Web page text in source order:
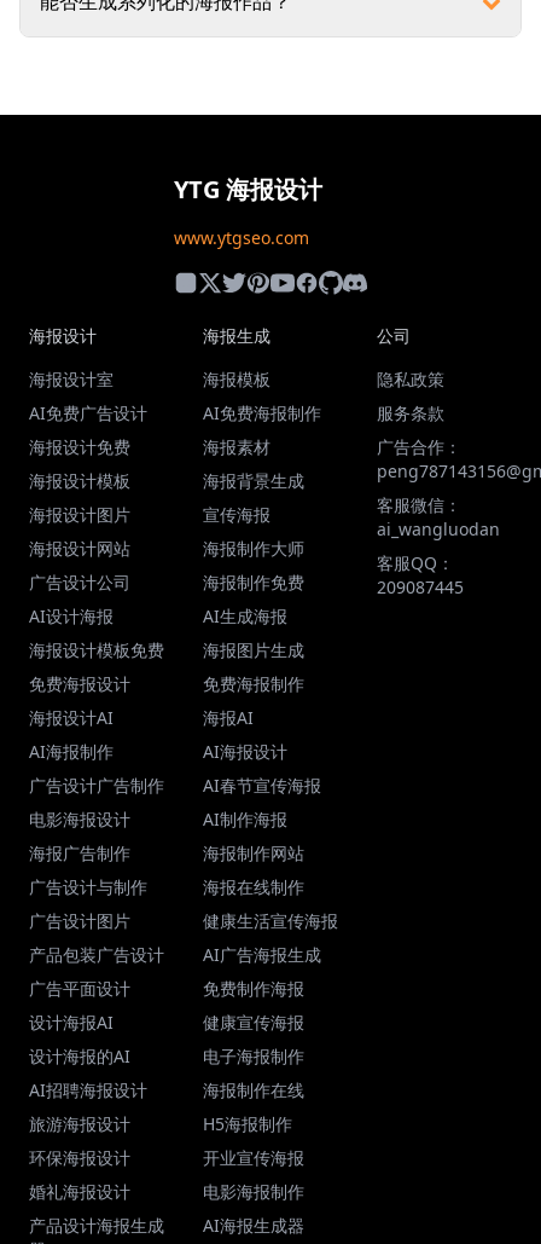
YTG 海报设计
www.ytgseo.com
海报设计
海报设计室
AI免费广告设计
海报设计免费
海报设计模板
海报设计图片
海报设计网站
广告设计公司
AI设计海报
海报设计模板免费
免费海报设计
海报设计AI
AI海报制作
广告设计广告制作
电影海报设计
海报广告制作
广告设计与制作
广告设计图片
产品包装广告设计
广告平面设计
设计海报AI
设计海报的AI
AI招聘海报设计
旅游海报设计
环保海报设计
婚礼海报设计
产品设计海报生成
海报生成
海报模板
AI免费海报制作
海报素材
海报背景生成
宣传海报
海报制作大师
海报制作免费
AI生成海报
海报图片生成
免费海报制作
海报AI
AI海报设计
AI春节宣传海报
AI制作海报
海报制作网站
海报在线制作
健康生活宣传海报
AI广告海报生成
免费制作海报
健康宣传海报
电子海报制作
海报制作在线
H5海报制作
开业宣传海报
电影海报制作
AI海报生成器
公司
隐私政策
服务条款
广告合作：
客服微信：
ai_wangluodan
客服QQ：
209087445